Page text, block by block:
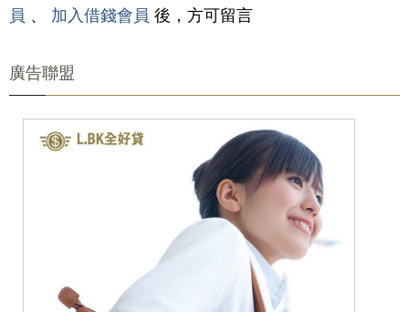
員 、 加入借錢會員 後，方可留言
廣告聯盟